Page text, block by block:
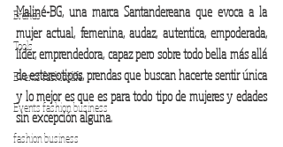
Brands
Tools
Events fashionlife
Events fashion business
fashion business
Maliné-BG, una marca Santandereana que evoca a la
mujer actual, femenina, audaz, autentica, empoderada,
líder, emprendedora, capaz pero sobre todo bella más allá
de estereotipos, prendas que buscan hacerte sentir única
y lo mejor es que es para todo tipo de mujeres y edades
sin excepción alguna.